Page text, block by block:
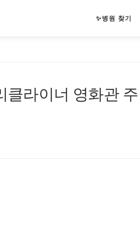
✨병원 찾기
클라이너 영화관 주